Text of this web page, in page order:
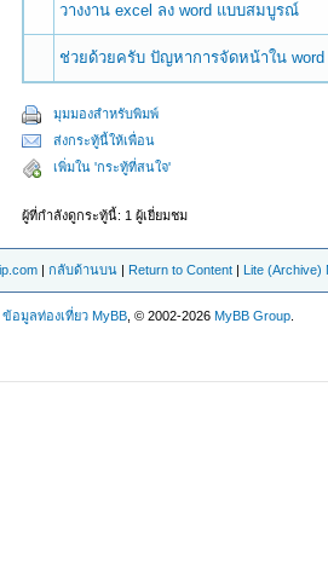
วางงาน excel ลง word แบบสมบูรณ์
ช่วยด้วยครับ ปัญหาการจัดหน้าใน word
มุมมองสำหรับพิมพ์
ส่งกระทู้นี้ให้เพื่อน
เพิ่มใน 'กระทู้ที่สนใจ'
ผู้ที่กำลังดูกระทู้นี้: 1 ผู้เยี่ยมชม
|กลับด้านบน | Return to Content | Lite (Archive)
ข้อมูลท่องเที่ยว MyBB , © 2002-2026MyBB Group